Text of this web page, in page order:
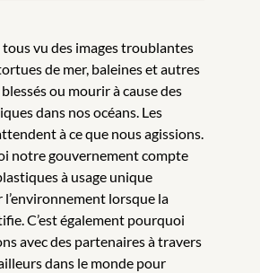
tous vu des images troublantes
de mer, baleines et autres
ou mourir à cause des
dans nos océans. Les
à ce que nous agissions.
notre gouvernement compte
à usage unique
l’environnement lorsque la
C’est également pourquoi
avec des partenaires à travers
dans le monde pour